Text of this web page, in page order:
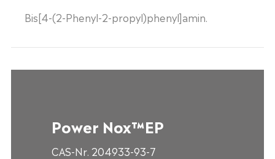
Bis[4-(2-Phenyl-2-propyl)phenyl]amin.
Power Nox™EP
CAS-Nr. 204933-93-7